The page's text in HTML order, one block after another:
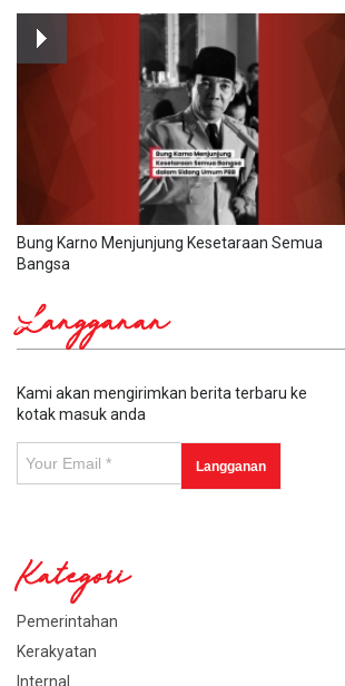
Bung Karno Menjunjung Kesetaraan Semua
Bangsa
Langganan
Kami akan mengirimkan berita terbaru ke
kotak masuk anda
Kategori
Pemerintahan
Kerakyatan
Internal